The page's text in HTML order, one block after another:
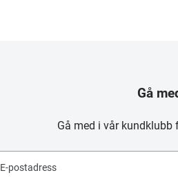
Gå
Gå med i vår kundklubb
E-postadress